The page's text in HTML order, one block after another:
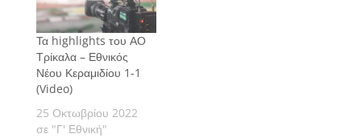
Τα highlights του ΑΟ
Τρίκαλα – Εθνικός
Νέου Κεραμιδίου 1-1
(Video)
25 Οκτωβρίου 2022
σε "Γ' Εθνική"